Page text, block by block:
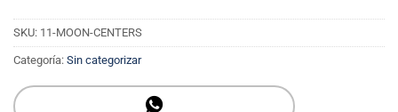
SKU: 11-MOON-CENTERS
Categoría: Sin categorizar